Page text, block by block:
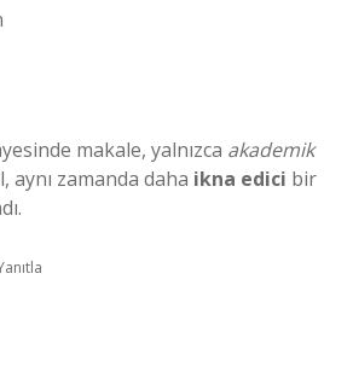
makale, yalnızca akademik
aynı zamanda daha ikna edici bir